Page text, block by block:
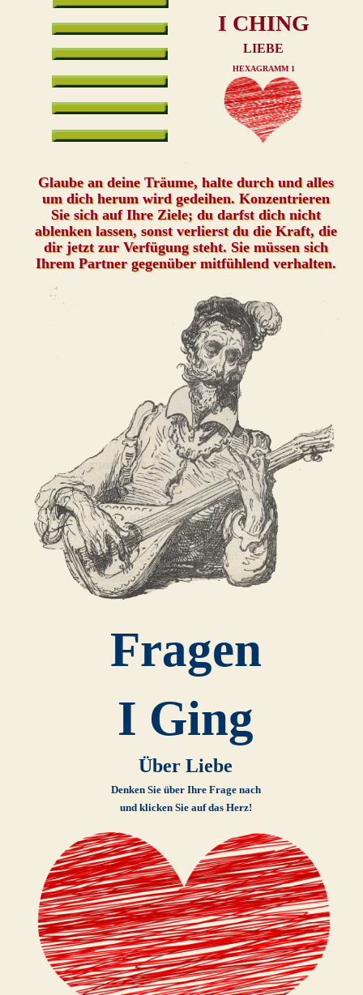
I CHING
LIEBE
HEXAGRAMM 1
Glaube an deine Träume, halte durch und alles
um dich herum wird gedeihen. Konzentrieren
Sie sich auf Ihre Ziele; du darfst dich nicht
ablenken lassen, sonst verlierst du die Kraft, die
dir jetzt zur Verfügung steht. Sie müssen sich
Ihrem Partner gegenüber mitfühlend verhalten.
Fragen
I Ging
Über Liebe
Denken Sie über Ihre Frage nach
und klicken Sie auf das Herz!